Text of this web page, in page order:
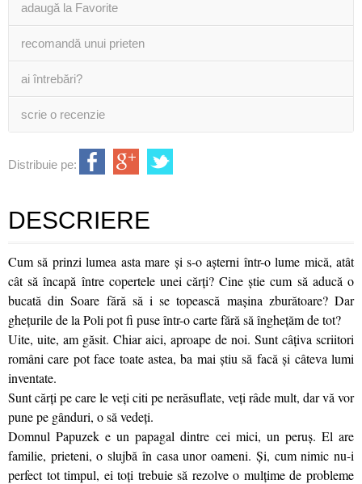
adaugă la Favorite
recomandă unui prieten
ai întrebări?
scrie o recenzie
Distribuie pe:
DESCRIERE
Cum să prinzi lumea asta mare și s-o așterni într-o lume mică, atât
cât să încapă între copertele unei cărți? Cine știe cum să aducă o
bucată din Soare fără să i se topească maşina zburătoare? Dar
ghețurile de la Poli pot fi puse într-o carte fără să înghețăm de tot?
Uite, uite, am găsit. Chiar aici, aproape de noi. Sunt câțiva scriitori
români care pot face toate astea, ba mai știu să facă și câteva lumi
inventate.
Sunt cărți pe care le veți citi pe nerăsuflate, veți râde mult, dar vă vor
pune pe gânduri, o să vedeți.
Domnul Papuzek e un papagal dintre cei mici, un peruş. El are
familie, prieteni, o slujbă în casa unor oameni. Şi, cum nimic nu-i
perfect tot timpul, ei toţi trebuie să rezolve o mulţime de probleme